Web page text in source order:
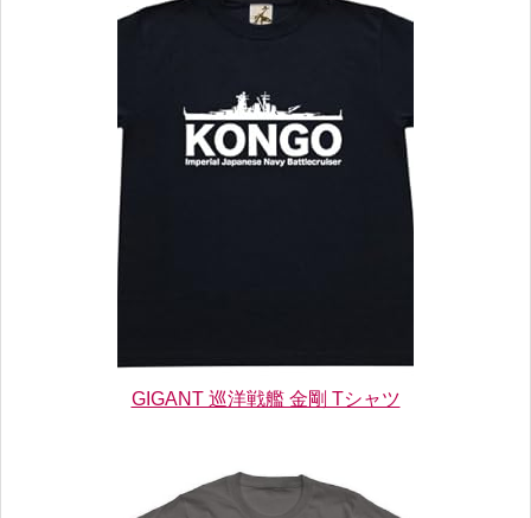
GIGANT 巡洋戦艦 金剛 Tシャツ